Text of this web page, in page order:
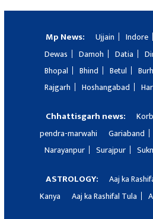
Mp News: Ujjain Indore
Dewas
Damoh Datia
Bhopal
Bhind Betul
Rajgarh
Hoshangabad
Chhattisgarh news:
pendra-marwahi
Gariaband
Narayanpur
Surajpur
ASTROLOGY: Aaj ka
Kanya
Aaj ka Rashifal Tula